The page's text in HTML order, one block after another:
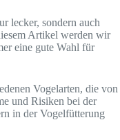
lecker, sondern auch
Artikel werden wir
eine gute Wahl für
Vogelarten, die von
und Risiken bei der
in der Vogelfütterung